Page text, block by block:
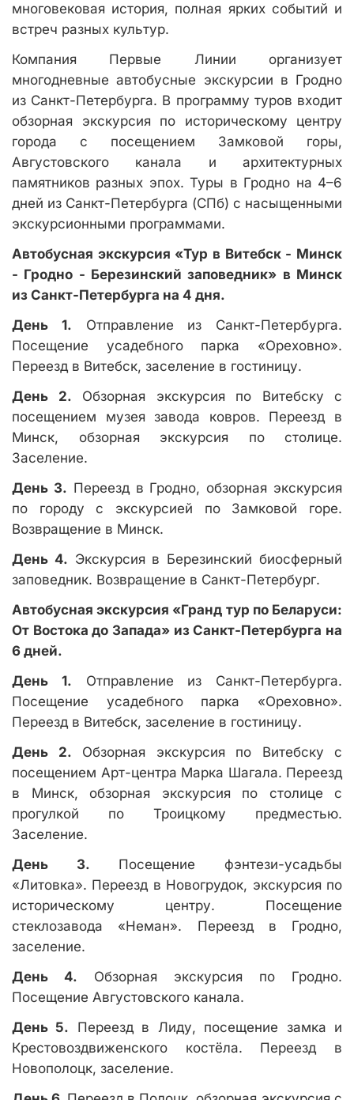
многовековая история, полная ярких событий и
встреч разных культур.
Компания Первые Линии организует
многодневные автобусные экскурсии в Гродно
из Санкт-Петербурга. В программу туров входит
обзорная экскурсия по историческому центру
города с посещением Замковой горы,
Августовского канала и архитектурных
памятников разных эпох. Туры в Гродно на 4–6
дней из Санкт-Петербурга (СПб) с насыщенными
экскурсионными программами.
Автобусная экскурсия «Тур в Витебск - Минск
- Гродно - Березинский заповедник» в Минск
из Санкт-Петербурга на 4 дня.
День 1. Отправление из Санкт-Петербурга.
Посещение усадебного парка «Ореховно».
Переезд в Витебск, заселение в гостиницу.
День 2. Обзорная экскурсия по Витебску с
посещением музея завода ковров. Переезд в
Минск, обзорная экскурсия по столице.
Заселение.
День 3. Переезд в Гродно, обзорная экскурсия
по городу с экскурсией по Замковой горе.
Возвращение в Минск.
День 4. Экскурсия в Березинский биосферный
заповедник. Возвращение в Санкт-Петербург.
Автобусная экскурсия «Гранд тур по Беларуси:
От Востока до Запада» из Санкт-Петербурга на
6 дней.
День 1. Отправление из Санкт-Петербурга.
Посещение усадебного парка «Ореховно».
Переезд в Витебск, заселение в гостиницу.
День 2. Обзорная экскурсия по Витебску с
посещением Арт-центра Марка Шагала. Переезд
в Минск, обзорная экскурсия по столице с
прогулкой по Троицкому предместью.
Заселение.
День 3. Посещение фэнтези-усадьбы
«Литовка». Переезд в Новогрудок, экскурсия по
историческому центру. Посещение
стеклозавода «Неман». Переезд в Гродно,
заселение.
День 4. Обзорная экскурсия по Гродно.
Посещение Августовского канала.
День 5. Переезд в Лиду, посещение замка и
Крестовоздвиженского костёла. Переезд в
Новополоцк, заселение.